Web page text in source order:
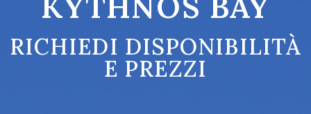
RICHIEDI DISPONIBILITÀ
E PREZZI